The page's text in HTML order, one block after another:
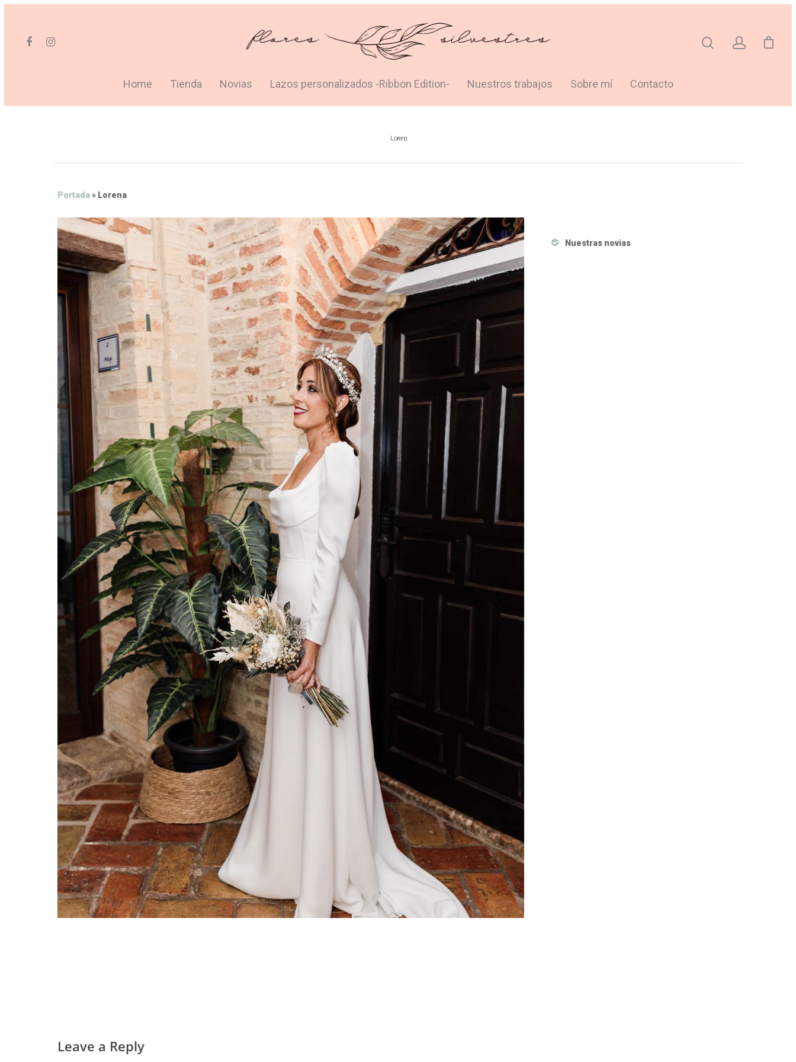
Hit enter to search or ESC to close
Home Tienda Novias Lazos personalizados -Ribbon Edition- Nuestros trabajos Sobre mí Contacto
Lorena
Portada» Lorena
Nuestras novias
Leave a Reply